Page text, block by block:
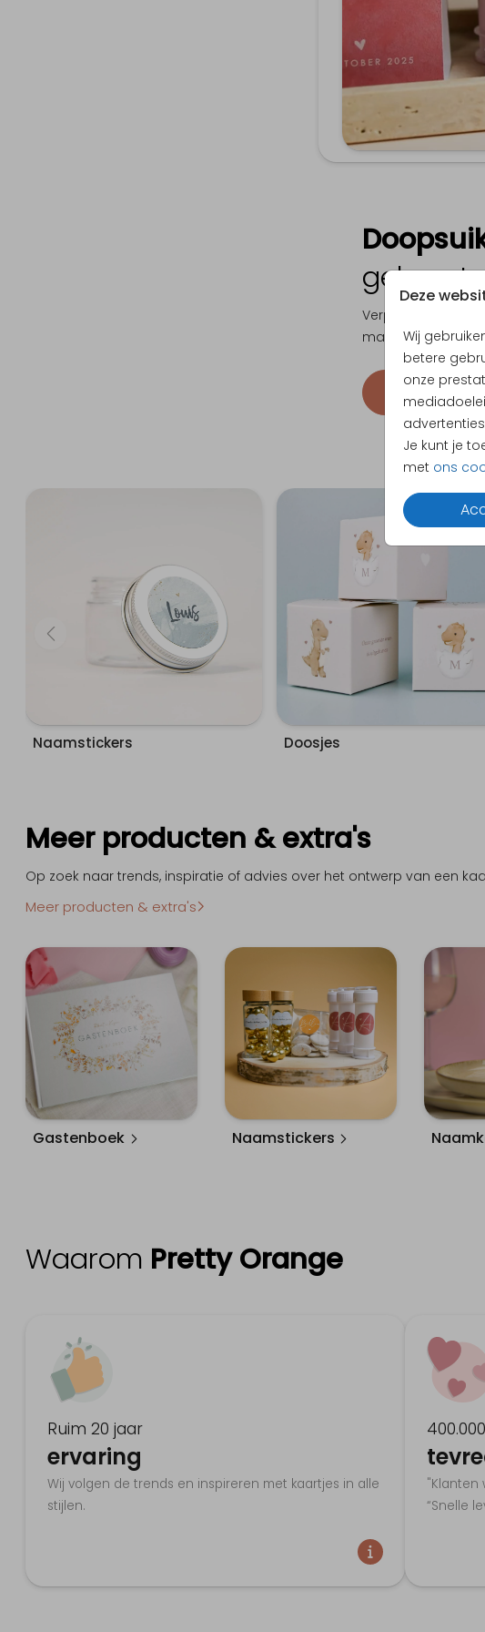
Deze
Wij
betere
onze
Je kunt je
met ons
Verpak je
manier die
Bekijk
Naamstickers Doosjes
Meer producten & extra's
Op zoek naar trends, inspiratie of advies over het ontwerp van een
Meer producten & extra's
Gastenboek Naamstickers
Waarom Pretty Orange
Ruim 20 jaar
ervaring
Wij volgen de trends en inspireren met kaartjes in alle
stijlen.
400.000
"Klanten
“Snelle